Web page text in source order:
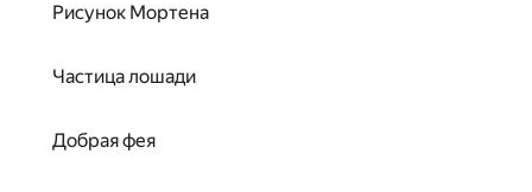
Рисунок Мортена
Частица лошади
Добрая фея